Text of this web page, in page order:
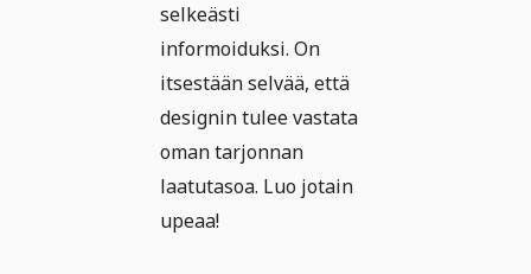
selkeästi
informoiduksi. On
itsestään selvää, että
designin tulee vastata
oman tarjonnan
laatutasoa. Luo jotain
upeaa!